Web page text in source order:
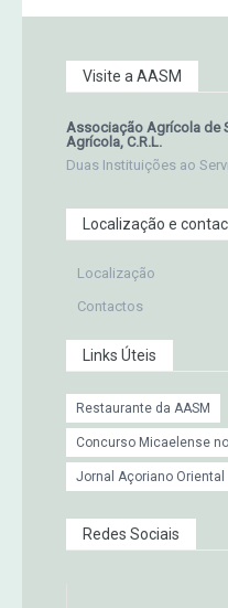
Visite a AASM
Associação Agrícola de
Agrícola, C.R.L.
Duas Instituições ao
Localização e
Localização
Contactos
Links Úteis
Restaurante da AASM
Concurso Micaelense
Jornal Açoriano Oriental
Redes Sociais